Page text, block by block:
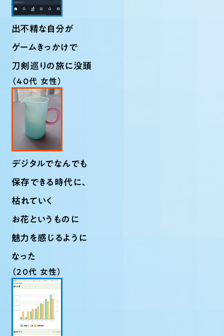
出不精な自分が
ゲームきっかけで
刀剣巡りの旅に没頭
（40代 女性）
デジタルでなんでも
保存できる時代に、
枯れていく
お花というものに
魅力を感じるように
なった
（20代 女性）